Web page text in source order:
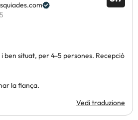
ben situat, per 4-5 persones. Recepció
la fiança.
Vedi traduzione